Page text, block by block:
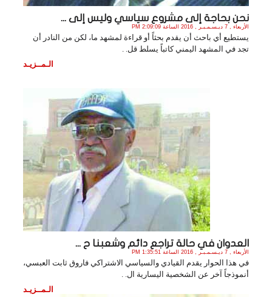
نحن بحاجة إلى مشروع سياسي وليس إلى ...
الأربعاء , 7 ديـسـمـبـر , 2016 الساعة 2:09:09 PM
يستطيع أي باحث أن يقدم بحثاً أو قراءة لمشهد ما، لكن من النادر أن
تجد في المشهد اليمني كاتباً يسلط قل. .
الـمــزيـد
العدوان في حالة تراجع دائم وشعبنا ح ...
الأربعاء , 7 ديـسـمـبـر , 2016 الساعة 1:35:51 PM
في هذا الحوار يقدم القيادي والسياسي الاشتراكي فاروق ثابت العبسي،
أنموذجاً آخر عن الشخصية اليسارية ال. .
الـمــزيـد